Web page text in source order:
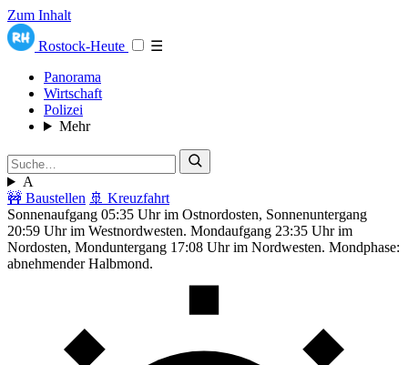
Zum Inhalt
Rostock-Heute
☰
Panorama
Wirtschaft
Polizei
Mehr
A
🚧 Baustellen 🚢 Kreuzfahrt
Sonnenaufgang 05:35 Uhr im Ostnordosten, Sonnenuntergang
20:59 Uhr im Westnordwesten. Mondaufgang 23:35 Uhr im
Nordosten, Monduntergang 17:08 Uhr im Nordwesten. Mondphase:
abnehmender Halbmond.